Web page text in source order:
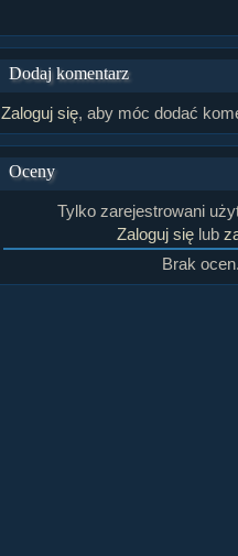
Dodaj komentarz
Zaloguj się, aby móc dodać
Oceny
Tylko zarejestrowani
Zaloguj się lub
Brak